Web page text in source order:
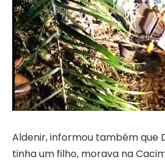
Aldenir, informou também que
tinha um filho, morava na